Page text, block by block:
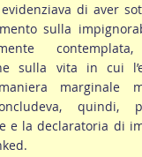
di aver
sulla
sulla vita in cui
marginale
quindi,
e la declaratoria di